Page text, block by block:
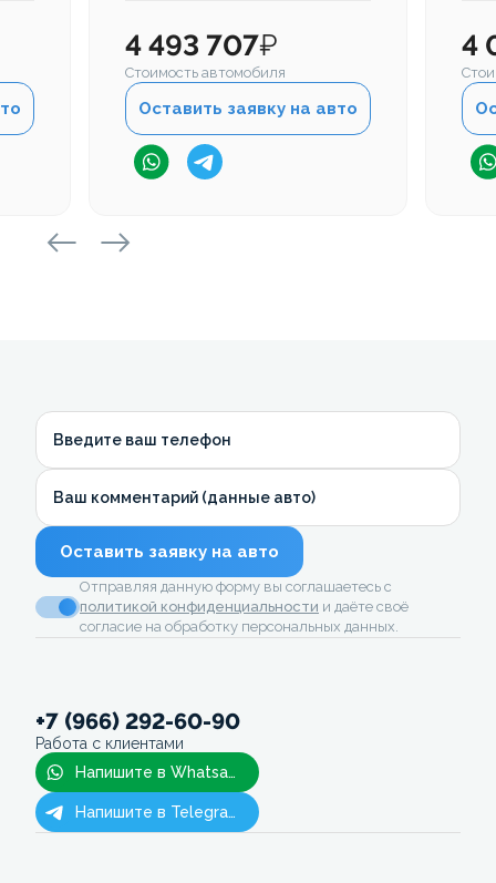
4 493 707₽
Стоимость автомобиля
Оставить заявку на авто
4
Введите ваш телефон
Ваш комментарий (данные авто)
Оставить заявку на авто
Отправляя данную форму вы соглашаетесь с
политикой конфиденциальности и даёте своё
согласие на обработку персональных данных.
+7 (966) 292-60-90
Работа с клиентами
Напишите в Whatsapp
Напишите в Telegram